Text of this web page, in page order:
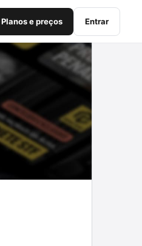
Planos e preços Entrar